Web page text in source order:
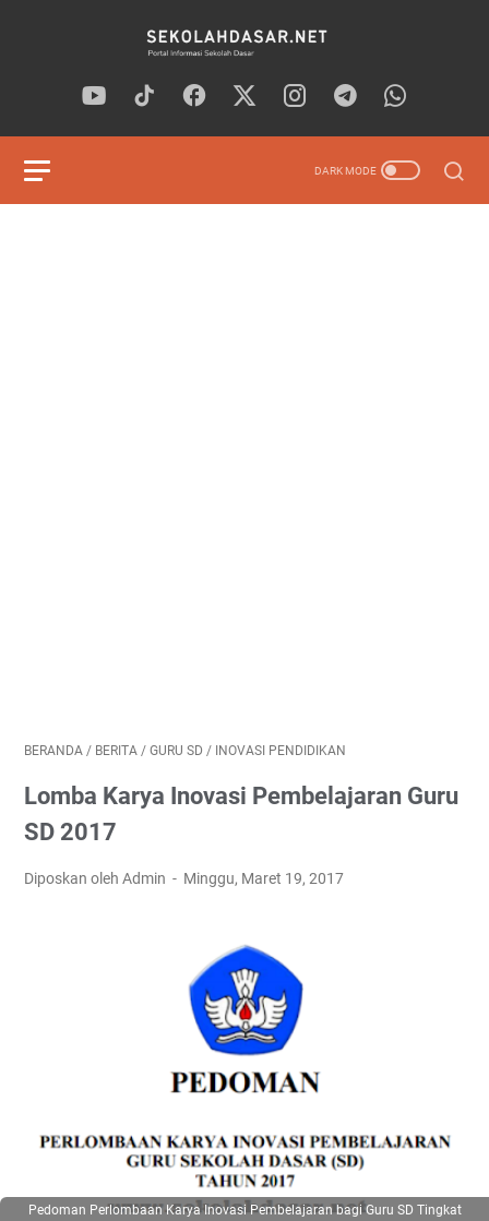
BERANDA / BERITA / GURU SD / INOVASI PENDIDIKAN
Lomba Karya Inovasi Pembelajaran Guru
SD 2017
Diposkan oleh Admin Minggu, Maret 19, 2017
Pedoman Perlombaan Karya Inovasi Pembelajaran bagi Guru SD Tingkat